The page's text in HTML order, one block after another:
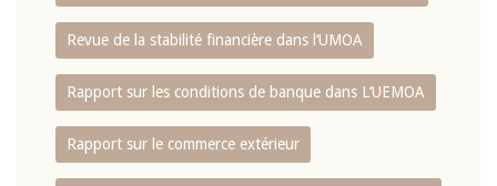
Revue de la stabilité financière dans l‘UMOA
Rapport sur les conditions de banque dans L‘UEMOA
Rapport sur le commerce extérieur